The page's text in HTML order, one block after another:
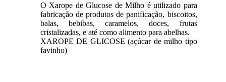
O Xarope de Glucose de Milho é utilizado para
fabricação de produtos de panificação, biscoitos,
balas, bebibas, caramelos, doces, frutas
cristalizadas, e até como alimento para abelhas.
XAROPE DE GLICOSE (açúcar de milho tipo
favinho)